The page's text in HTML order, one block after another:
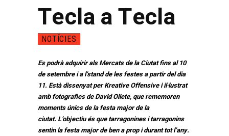
Tecla a Tecla
NOTÍCIES
Es podrà adquirir als Mercats de la Ciutat fins al 10
de setembre i a l’stand de les festes a partir del dia
11. Està dissenyat per Kreative Offensive i il·lustrat
amb fotografies de David Oliete, que rememoren
moments únics de la festa major de la
ciutat. L’objectiu és que tarragonines i tarragonins
sentin la festa major de ben a prop i durant tot l’any.